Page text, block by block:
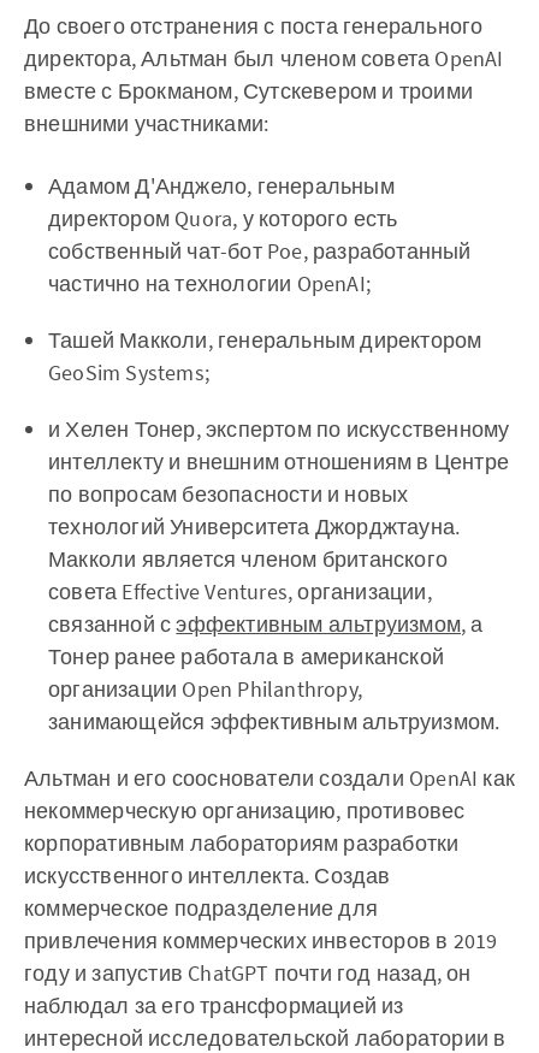
До своего отстранения с поста генерального
директора, Альтман был членом совета OpenAI
вместе с Брокманом, Сутскевером и троими
внешними участниками:
Адамом Д'Анджело, генеральным
директором Quora, у которого есть
собственный чат-бот Poe, разработанный
частично на технологии OpenAI;
Ташей Макколи, генеральным директором
GeoSim Systems;
и Хелен Тонер, экспертом по искусственному
интеллекту и внешним отношениям в Центре
по вопросам безопасности и новых
технологий Университета Джорджтауна.
Макколи является членом британского
совета Effective Ventures, организации,
связанной сэффективным альтруизмом, а
Тонер ранее работала в американской
организации Open Philanthropy,
занимающейся эффективным альтруизмом.
Альтман и его сооснователи создали OpenAI как
некоммерческую организацию, противовес
корпоративным лабораториям разработки
искусственного интеллекта. Создав
коммерческое подразделение для
привлечения коммерческих инвесторов в 2019
году и запустив ChatGPT почти год назад, он
наблюдал за его трансформацией из
интересной исследовательской лаборатории в